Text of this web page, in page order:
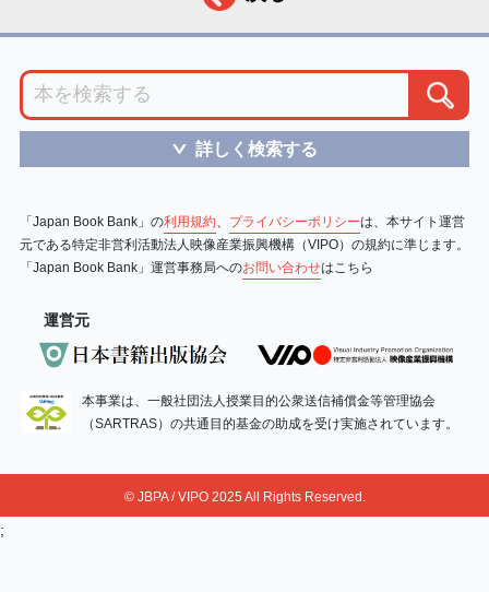
＞ 詳しく検索する
「Japan Book Bank」の利用規約、 プライバシーポリシーは、本サイト運営
元である特定非営利活動法人映像産業振興機構（VIPO）の規約に準じます。
「Japan Book Bank」運営事務局へのお問い合わせはこちら
運営元
本事業は、一般社団法人授業目的公衆送信補償金等管理協会
（SARTRAS）の共通目的基金の助成を受け実施されています。
© JBPA / VIPO 2025 All Rights Reserved.
;